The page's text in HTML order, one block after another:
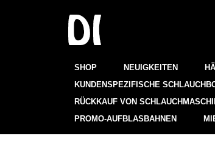
SHOP NEUIGKEITEN
KUNDENSPEZIFISCHE
RÜCKKAUF VON
PROMO-AUFBLASBAHNEN